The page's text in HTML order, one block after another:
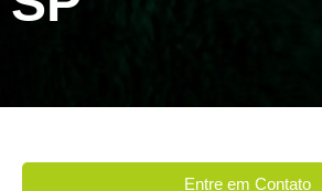
Entre em Contato